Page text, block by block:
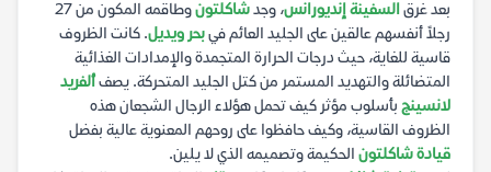
بعد غرقالسفينة إنديورانس، وجدشاكلتون
وطاقمه المكون من 27
رجلاً أنفسهم عالقين على الجليد العائم فيبحر ويديل. كانت الظروف
قاسية للغاية، حيث درجات الحرارة المتجمدة والإمدادات الغذائية
المتضائلة والتهديد المستمر من كتل الجليد المتحركة. يصفألفريد
لانسينج بأسلوب مؤثر كيف تحمل هؤلاء الرجال الشجعان هذه
الظروف القاسية، وكيف حافظوا على روحهم المعنوية عالية بفضل
قيادة شاكلتون الحكيمة وتصميمه الذي لا يلين.